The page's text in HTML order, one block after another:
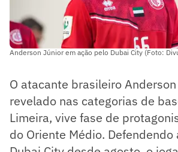
Anderson Júnior em ação pelo Dubai City (Foto:
O atacante brasileiro Anderson
revelado nas categorias de
Limeira, vive fase de
do Oriente Médio. Defendendo